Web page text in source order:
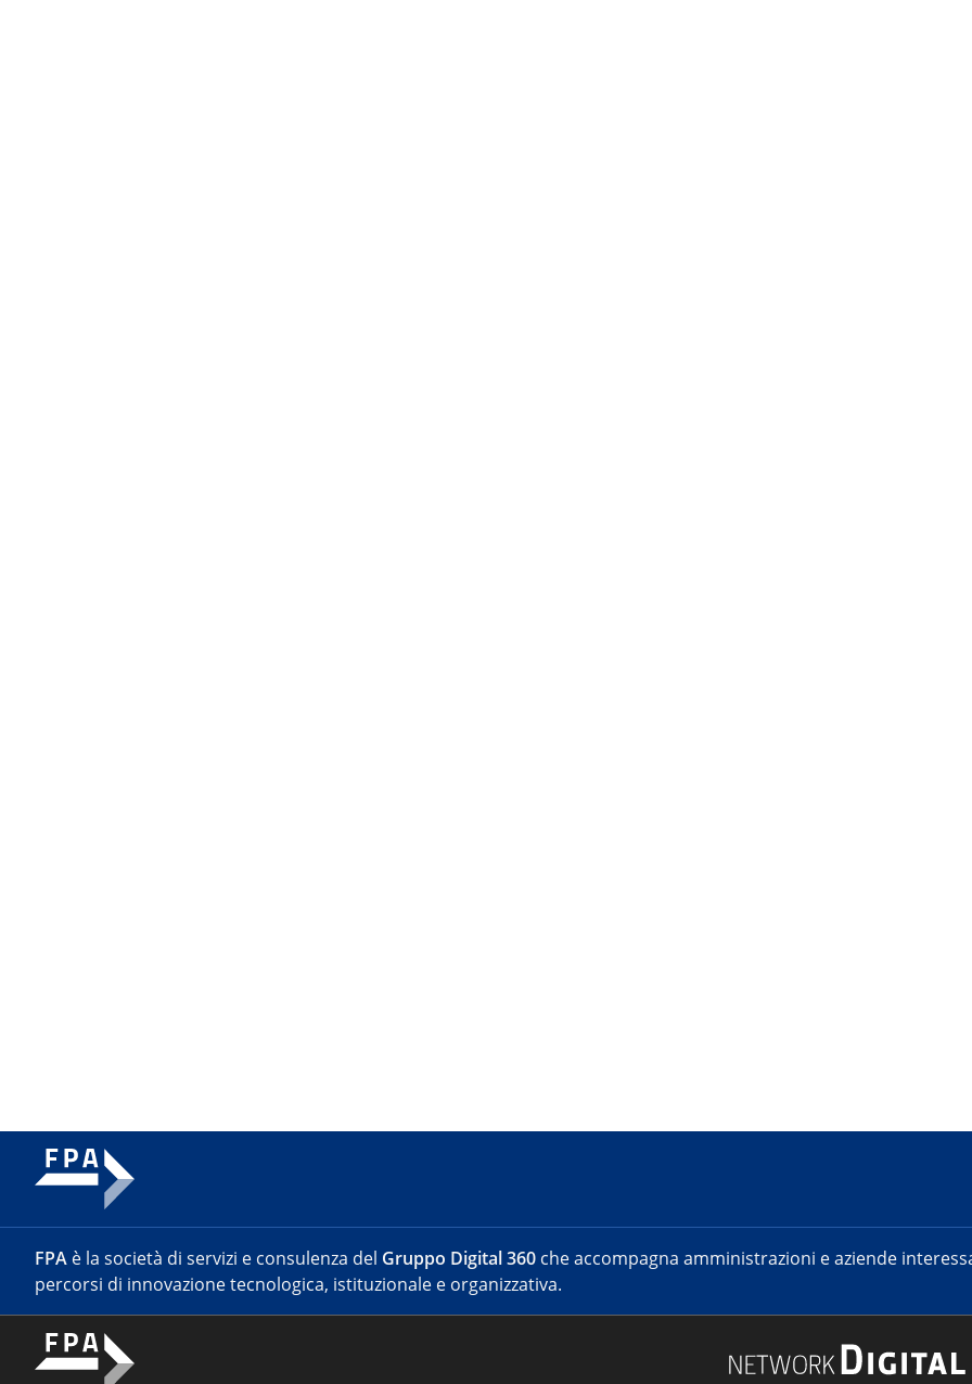
FPA è la società di servizi e consulenza del Gruppo Digital 360 che accompagna amministrazioni e aziende
percorsi di innovazione tecnologica, istituzionale e organizzativa.